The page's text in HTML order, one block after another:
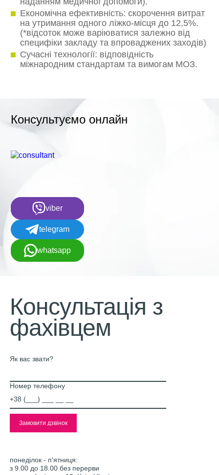
Економічна ефективність: скорочення витрат
на утримання одного ліжко-місця до 12,5%.
(*відсоток може варіюватися залежно від
специфіки закладу та впроваджених заходів)
Сучасні технології: відповідність
міжнародним стандартам та вимогам МОЗ.
Консультуємо онлайн
viber
telegram
whatsapp
Консультація з
фахівцем
Як вас звати?
Номер телефону
понеділок - п'ятниця:
з 9.00 до 18.00 без перерви